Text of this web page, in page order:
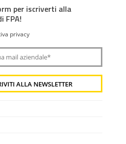
per iscriverti alla
FPA!
privacy